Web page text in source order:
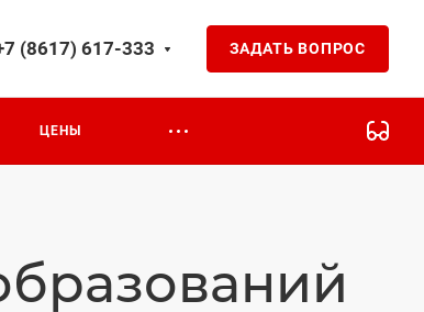
(8617) 617-333 ЗАДАТЬ ВОПРОС
ЦЕНЫ